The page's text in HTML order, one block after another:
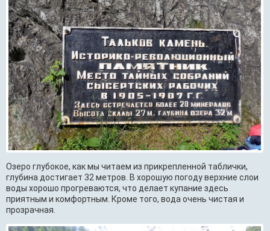
Озеро глубокое, как мы читаем из прикрепленной таблички,
глубина достигает 32 метров. В хорошую погоду верхние слои
воды хорошо прогреваются, что делает купание здесь
приятным и комфортным. Кроме того, вода очень чистая и
прозрачная.